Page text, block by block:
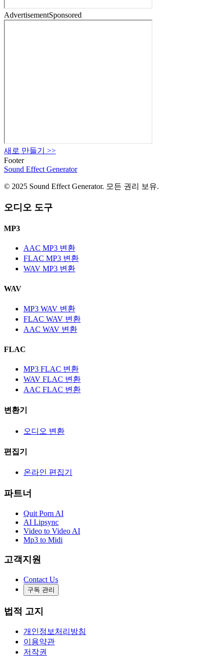
AdvertisementSponsored
새로 만들기
>>
Footer
Sound Effect Generator
© 2025 Sound Effect Generator. 모든 권리 보유.
오디오 도구
MP3
AAC MP3 변환
FLAC MP3 변환
WAV MP3 변환
WAV
MP3 WAV 변환
FLAC WAV 변환
AAC WAV 변환
FLAC
MP3 FLAC 변환
WAV FLAC 변환
AAC FLAC 변환
변환기
오디오 변환
편집기
온라인 편집기
파트너
Quit Porn AI
AI Lipsync
Video to Video AI
Mp3 to Midi
고객지원
Contact Us
구독 관리
법적 고지
개인정보처리방침
이용약관
저작권